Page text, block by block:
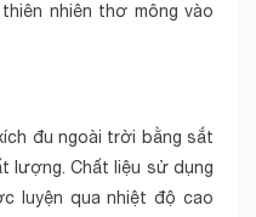
nhiên thơ mông vào
đu ngoài trời bằng sắt
lượng. Chất liệu sử dụng
luyện qua nhiệt độ cao